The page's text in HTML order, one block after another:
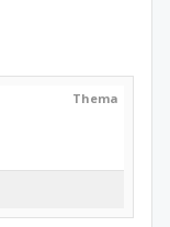
Thema